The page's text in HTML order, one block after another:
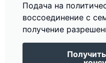
Подача на
воссоединение с
получение